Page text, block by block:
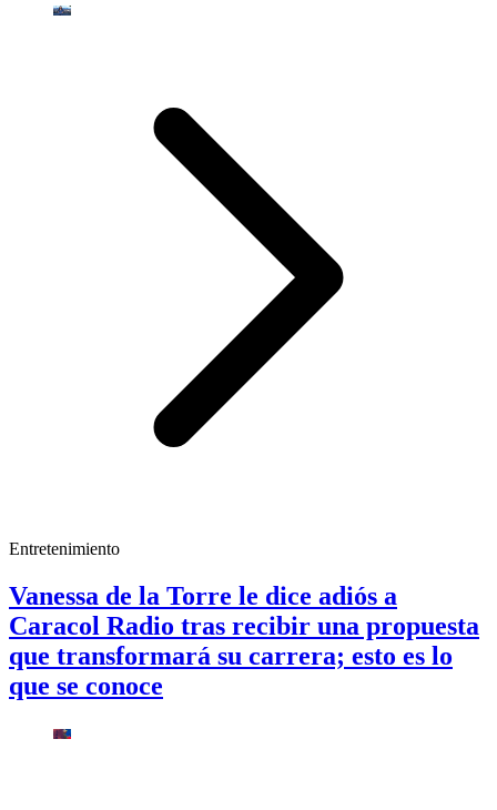
Entretenimiento
Vanessa de la Torre le dice adiós a
Caracol Radio tras recibir una propuesta
que transformará su carrera; esto es lo
que se conoce